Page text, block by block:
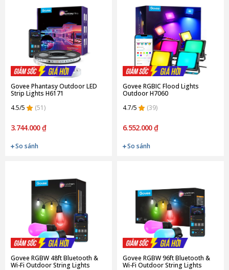
Govee Phantasy Outdoor LED
Strip Lights H6171
4.5/5
(51)
3.744.000 ₫
So sánh
Govee RGBIC Flood Lights
Outdoor H7060
4.7/5
(39)
6.552.000 ₫
So sánh
Govee RGBW 48ft Bluetooth &
Wi-Fi Outdoor String Lights
Govee RGBW 96ft Bluetooth &
Wi-Fi Outdoor String Lights